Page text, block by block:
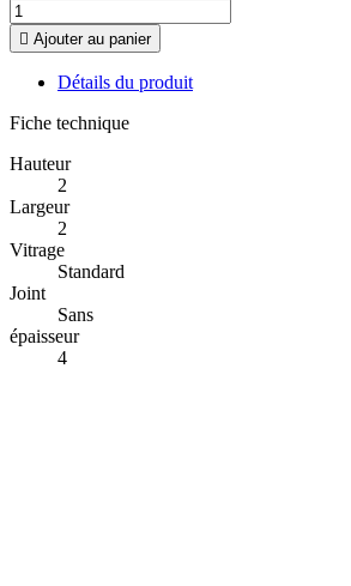
 Ajouter au panier
Détails du produit
Fiche technique
Hauteur
2
Largeur
2
Vitrage
Standard
Joint
Sans
épaisseur
4